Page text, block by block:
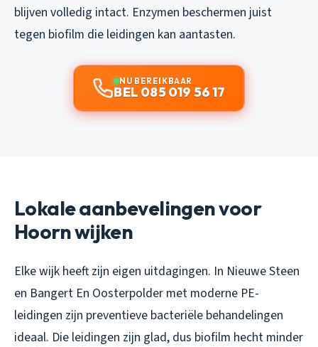
blijven volledig intact. Enzymen beschermen juist
tegen biofilm die leidingen kan aantasten.
NU BEREIKBAAR
BEL 085 019 56 17
Lokale aanbevelingen voor
Hoorn wijken
Elke wijk heeft zijn eigen uitdagingen. In Nieuwe Steen
en Bangert En Oosterpolder met moderne PE-
leidingen zijn preventieve bacteriële behandelingen
ideaal. Die leidingen zijn glad, dus biofilm hecht minder